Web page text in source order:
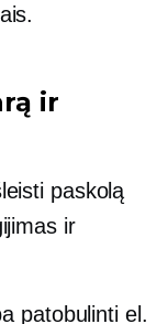
ir
paskolą
ir
patobulinti el.